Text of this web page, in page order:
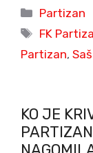
Categories
Partizan
Tags
FK
Partizan,
KO JE